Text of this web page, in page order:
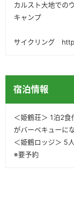
カルスト大地での
キャンプ
サイクリング
宿泊情報
＜姫鶴荘＞ 1泊2
がバーベキューに
＜姫鶴ロッジ＞ 5
※要予約